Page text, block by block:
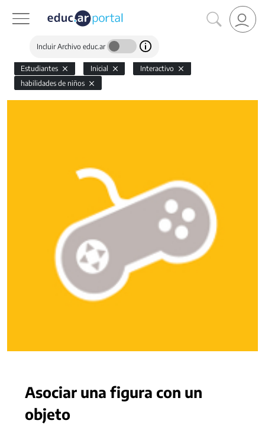
Incluir Archivo educ.ar
Estudiantes Inicial
Interactivo
habilidades de niños
Asociar una figura con un
objeto